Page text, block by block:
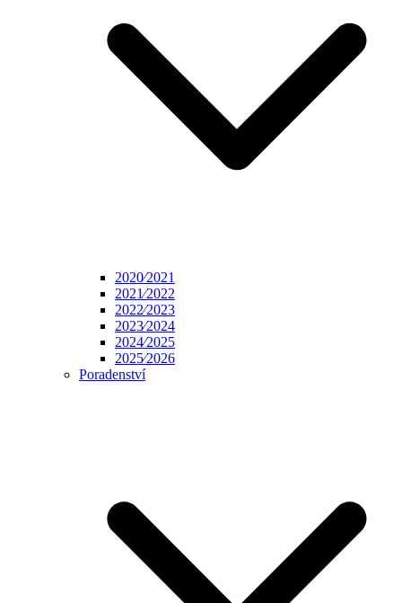
2020⁄2021
2021⁄2022
2022⁄2023
2023⁄2024
2024⁄2025
2025⁄2026
Poradenství